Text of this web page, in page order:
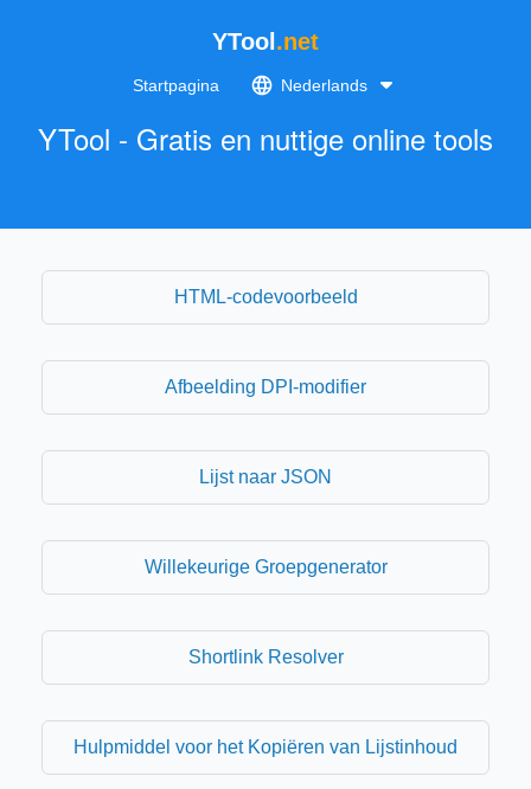
YTool .net
Startpagina Nederlands
YTool - Gratis en nuttige online tools
HTML-codevoorbeeld
Afbeelding DPI-modifier
Lijst naar JSON
Willekeurige Groepgenerator
Shortlink Resolver
Hulpmiddel voor het Kopiëren van Lijstinhoud